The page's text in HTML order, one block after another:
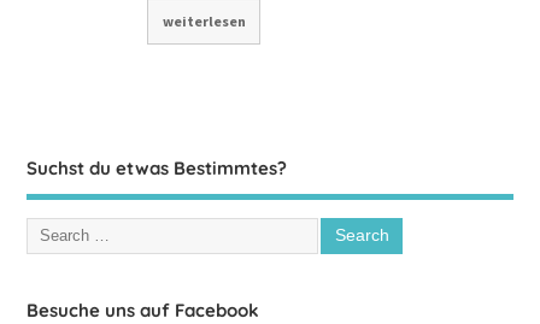
weiterlesen
Suchst du etwas Bestimmtes?
Besuche uns auf Facebook